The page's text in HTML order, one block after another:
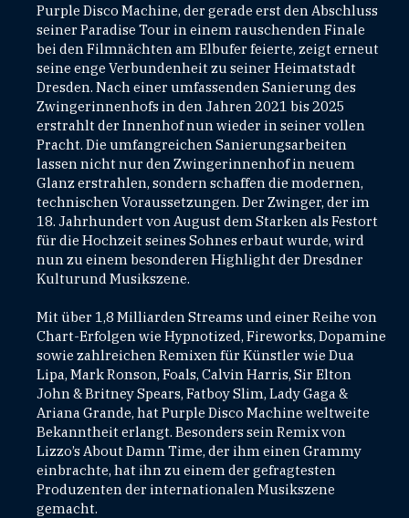
Purple Disco Machine, der gerade erst den Abschluss
seiner Paradise Tour in einem rauschenden Finale
bei den Filmnächten am Elbufer feierte, zeigt erneut
seine enge Verbundenheit zu seiner Heimatstadt
Dresden. Nach einer umfassenden Sanierung des
Zwingerinnenhofs in den Jahren 2021 bis 2025
erstrahlt der Innenhof nun wieder in seiner vollen
Pracht. Die umfangreichen Sanierungsarbeiten
lassen nicht nur den Zwingerinnenhof in neuem
Glanz erstrahlen, sondern schaffen die modernen,
technischen Voraussetzungen. Der Zwinger, der im
18. Jahrhundert von August dem Starken als Festort
für die Hochzeit seines Sohnes erbaut wurde, wird
nun zu einem besonderen Highlight der Dresdner
Kulturund Musikszene.
Mit über 1,8 Milliarden Streams und einer Reihe von
Chart-Erfolgen wie Hypnotized, Fireworks, Dopamine
sowie zahlreichen Remixen für Künstler wie Dua
Lipa, Mark Ronson, Foals, Calvin Harris, Sir Elton
John & Britney Spears, Fatboy Slim, Lady Gaga &
Ariana Grande, hat Purple Disco Machine weltweite
Bekanntheit erlangt. Besonders sein Remix von
Lizzo’s About Damn Time, der ihm einen Grammy
einbrachte, hat ihn zu einem der gefragtesten
Produzenten der internationalen Musikszene
gemacht.